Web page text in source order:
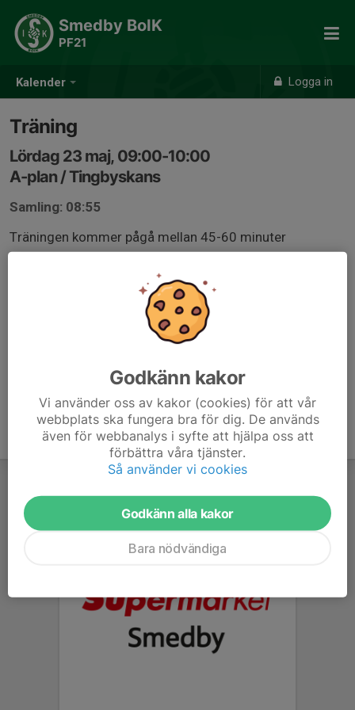
Kalender Logga in
Smedby BoIK
PF21
Träning
Lördag 23 maj, 09:00-10:00
A-plan / Tingbyskans
Samling: 08:55
Träningen kommer pågå mellan 45-60 minuter
Godkänn kakor
Vi använder oss av kakor (cookies) för att vår
webbplats ska fungera bra för dig. De används
även för webbanalys i syfte att hjälpa oss att
förbättra våra tjänster.
Så använder vi cookies
Godkänn alla kakor
Bara nödvändiga